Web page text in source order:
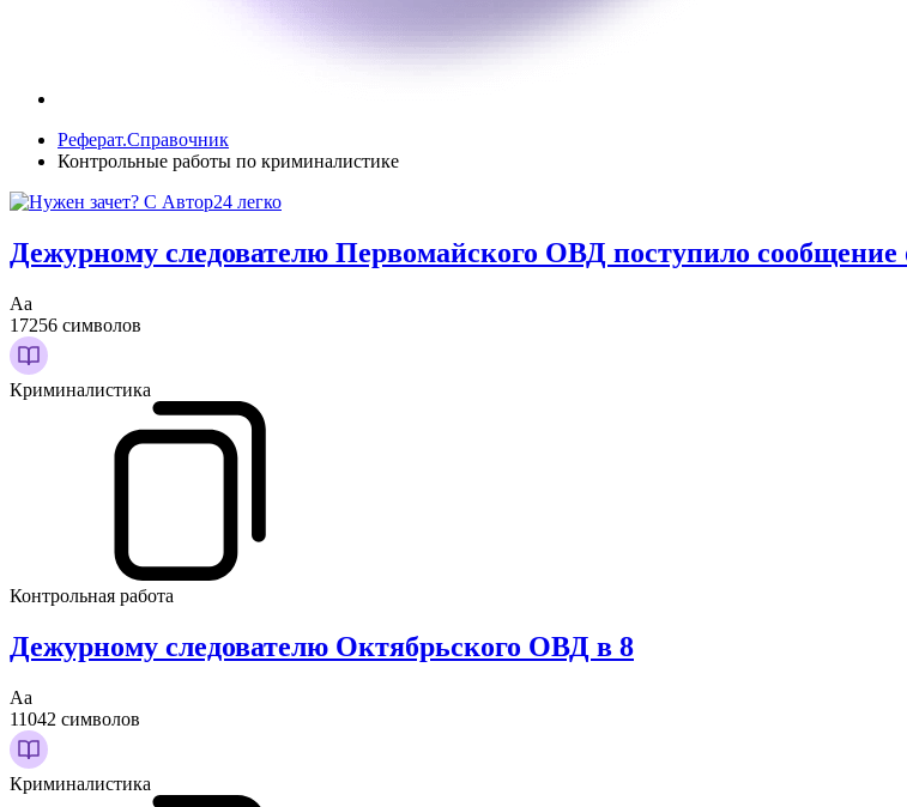
Реферат.Справочник
Контрольные работы по криминалистике
Дежурному следователю Первомайского ОВД поступило сообщение
Аа
17256 символов
Криминалистика
Контрольная работа
Дежурному следователю Октябрьского ОВД в 8
Аа
11042 символов
Криминалистика